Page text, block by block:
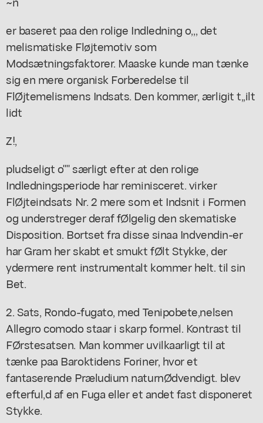
er baseret paa den rolige Indledning o,,, det
melismatiske Fløjtemotiv som
Modsætningsfaktorer. Maaske kunde man tænke
sig en mere organisk Forberedelse til
FlØjtemelismens Indsats. Den kommer, ærligit t,,ilt
lidt
Z!,
pludseligt o"" særligt efter at den rolige
Indledningsperiode har reminisceret. virker
FlØjteindsats Nr. 2 mere som et Indsnit i Formen
og understreger deraf fØlgelig den skematiske
Disposition. Bortset fra disse sinaa Indvendin-er
har Gram her skabt et smukt fØlt Stykke, der
ydermere rent instrumentalt kommer helt. til sin
Bet.
2. Sats, Rondo-fugato, med Tenipobete,nelsen
Allegro comodo staar i skarp formel. Kontrast til
FØrstesatsen. Man kommer uvilkaarligt til at
tænke paa Baroktidens Foriner, hvor et
fantaserende Præludium naturnØdvendigt. blev
efterful,d af en Fuga eller et andet fast disponeret
Stykke.